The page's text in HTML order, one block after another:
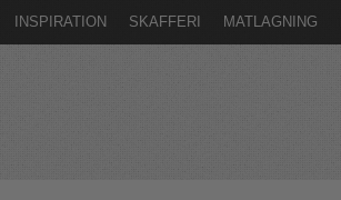
INSPIRATION SKAFFERI MATLAGNING